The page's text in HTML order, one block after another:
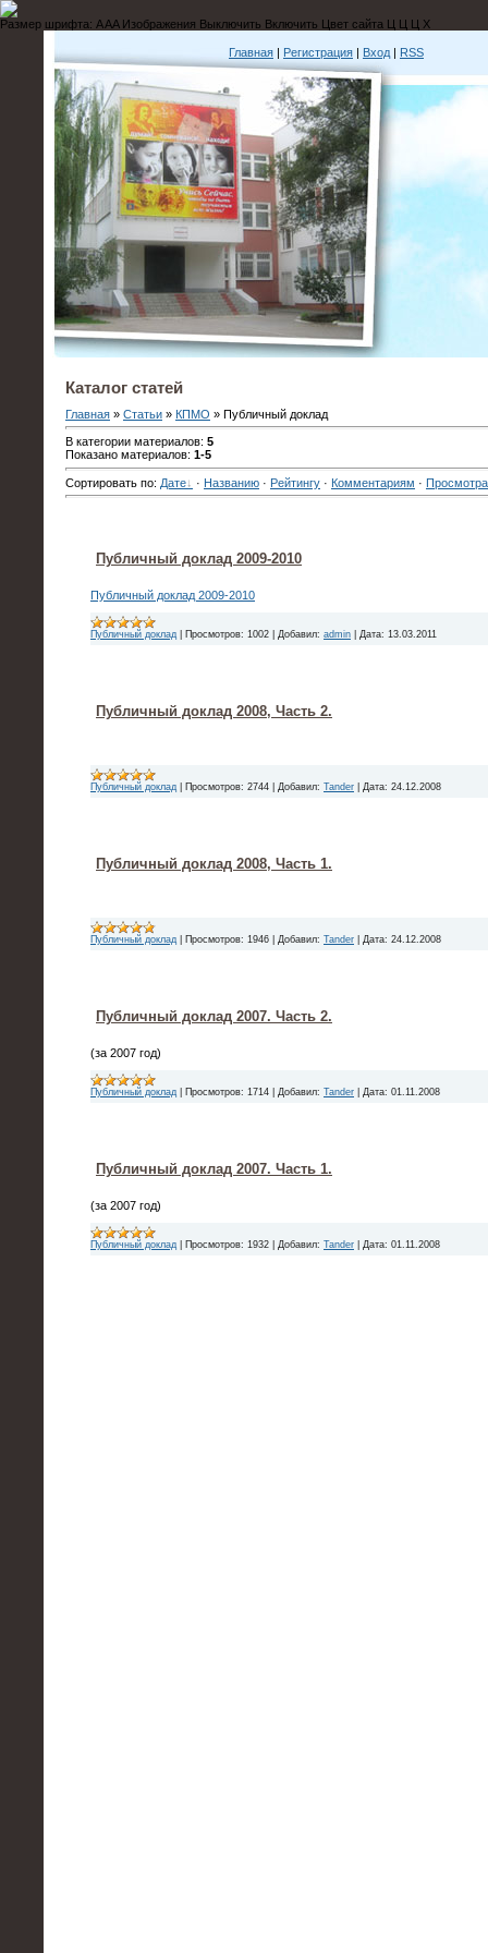
Размер шрифта: A AAИзображения Выключить Включить Цвет сайта Ц Ц Ц Х
Главная | Регистрация | Вход | RSS
Каталог статей
Главная » Статьи » КПМО » Публичный доклад
В категории материалов: 5
Показано материалов: 1-5
Сортировать по: Дате · Названию · Рейтингу · Комментариям ·
Публичный доклад 2009-2010
Публичный доклад 2009-2010
Публичный доклад Просмотров: 1002 Добавил: admin Дата: 13.03.2011
Публичный доклад 2008, Часть 2.
Публичный доклад Просмотров: 2744 Добавил: Tander Дата: 24.12.2008
Публичный доклад 2008, Часть 1.
Публичный доклад Просмотров: 1946 Добавил: Tander Дата: 24.12.2008
Публичный доклад 2007. Часть 2.
(за 2007 год)
Публичный доклад Просмотров: 1714 Добавил: Tander Дата: 01.11.2008
Публичный доклад 2007. Часть 1.
(за 2007 год)
Публичный доклад Просмотров: 1932 Добавил: Tander Дата: 01.11.2008